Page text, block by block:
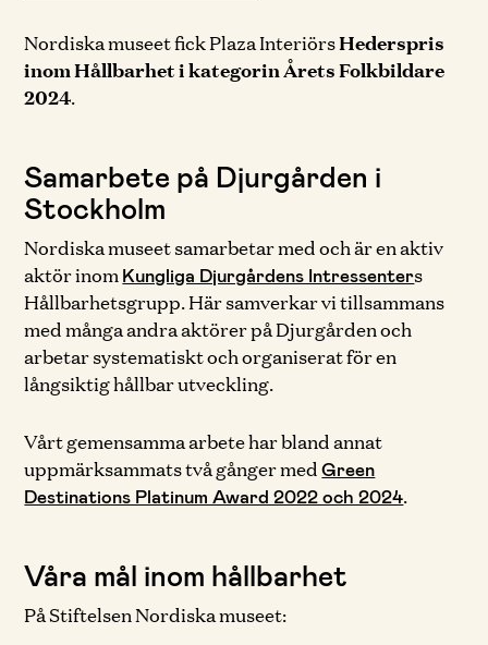
Nordiska museet fick Plaza InteriörsHederspris
inom Hållbarhet i kategorin Årets Folkbildare
2024.
Samarbete på Djurgården i
Stockholm
Nordiska museet samarbetar med och är en aktiv
aktör inom Kungliga Djurgårdens Intressenters
Hållbarhetsgrupp. Här samverkar vi tillsammans
med många andra aktörer på Djurgården och
arbetar systematiskt och organiserat för en
långsiktig hållbar utveckling.
Vårt gemensamma arbete har bland annat
uppmärksammats två gånger medGreen
Destinations Platinum Award 2022 och 2024.
Våra mål inom hållbarhet
På Stiftelsen Nordiska museet: